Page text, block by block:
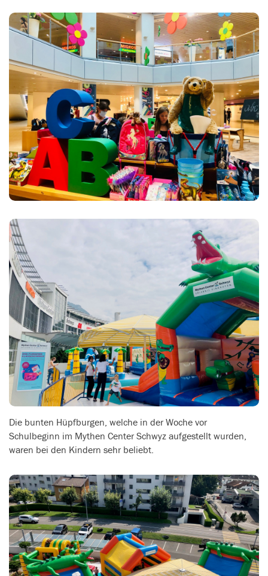
Die bunten Hüpfburgen, welche in der Woche vor
Schulbeginn im Mythen Center Schwyz aufgestellt wurden,
waren bei den Kindern sehr beliebt.